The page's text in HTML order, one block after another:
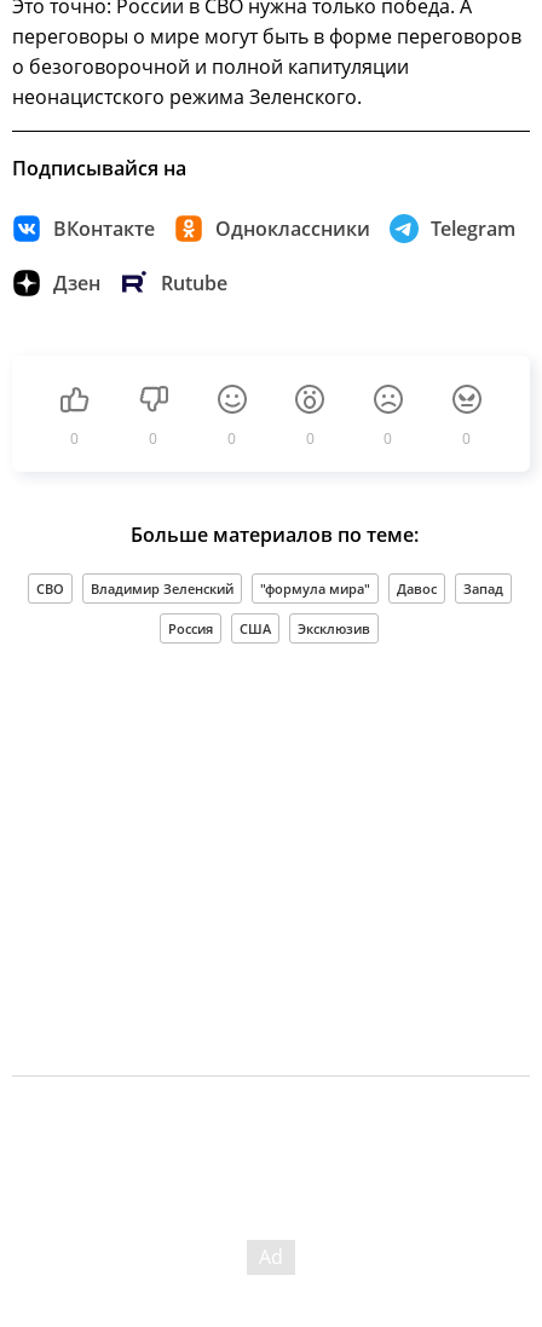
Это точно: России в СВО нужна только победа. А
переговоры о мире могут быть в форме переговоров
о безоговорочной и полной капитуляции
неонацистского режима Зеленского.
Подписывайся на
ВКонтакте Одноклассники Telegram
Дзен Rutube
0 0 0 0 0 0
Больше материалов по теме:
СВО Владимир Зеленский "формула мира" Давос Запад
Россия США Эксклюзив